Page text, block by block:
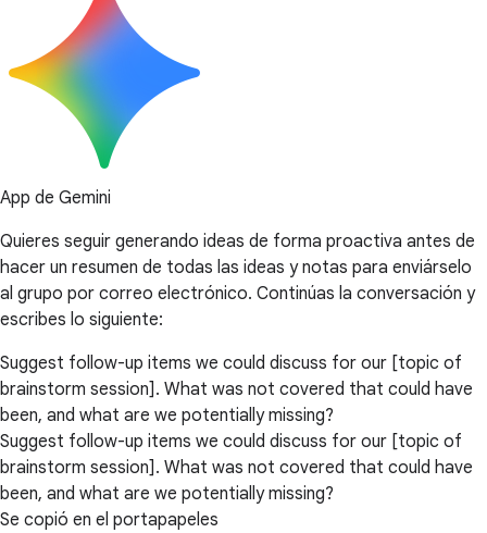
App de Gemini
Quieres seguir generando ideas de forma proactiva antes de
hacer un resumen de todas las ideas y notas para enviárselo
al grupo por correo electrónico. Continúas la conversación y
escribes lo siguiente:
Suggest follow-up items we could discuss for our [topic of
brainstorm session]. What was not covered that could have
been, and what are we potentially missing?
Suggest follow-up items we could discuss for our [topic of
brainstorm session]. What was not covered that could have
been, and what are we potentially missing?
Se copió en el portapapeles